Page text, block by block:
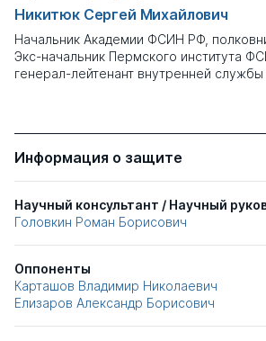
Никитюк Сергей Михайлович
Начальник Академии ФСИН РФ,
Экс-начальник Пермского института
генерал-лейтенант внутренней службы
Информация о защите
Научный консультант / Научный
Головкин Роман Борисович
Оппоненты
Карташов Владимир Николаевич
Елизаров Александр Борисович